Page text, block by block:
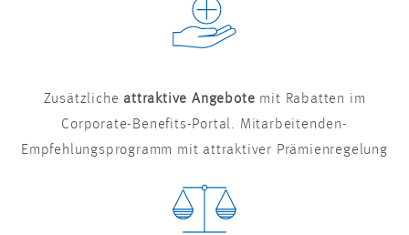
Zusätzliche attraktive Angebote mit Rabatten im
Corporate-Benefits-Portal. Mitarbeitenden-
Empfehlungsprogramm mit attraktiver Prämienregelung